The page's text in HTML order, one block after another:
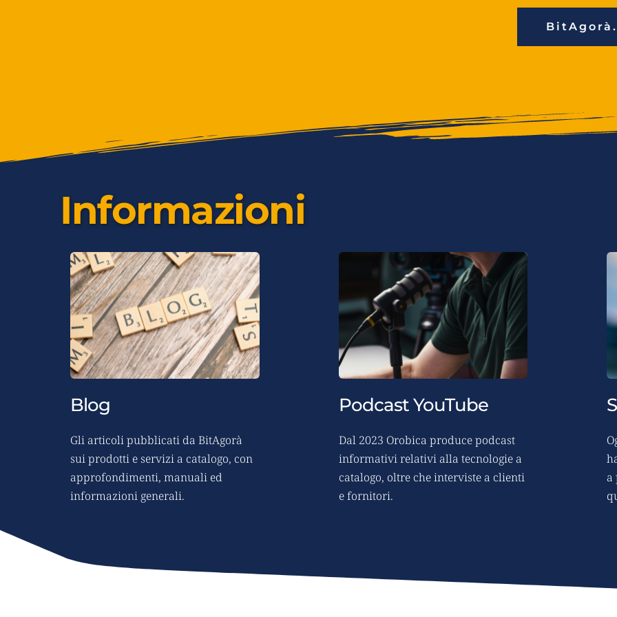
Informazioni
Blog
Gli articoli pubblicati da BitAgorà
sui prodotti e servizi a catalogo, con
approfondimenti, manuali ed
informazioni generali.
Podcast YouTube
Dal 2023 Orobica produce podcast
informativi relativi alla tecnologie a
catalogo, oltre che interviste a clienti
e fornitori.
a